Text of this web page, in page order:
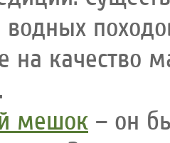
водных
на качество
мешок – он